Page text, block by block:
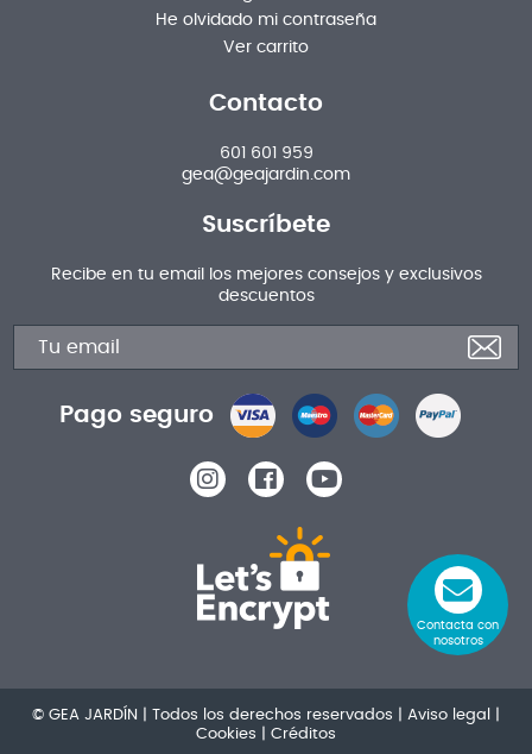
He olvidado mi contraseña
Ver carrito
Contacto
601 601 959
gea@geajardin.com
Suscríbete
Recibe en tu email los mejores consejos y exclusivos
descuentos
Pago seguro
© GEA JARDÍN | Todos los derechos reservados | Aviso legal
Cookies
Créditos
Contacta con
nosotros